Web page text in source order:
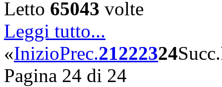
Letto 65043 volte
Leggi tutto...
«InizioPrec.21222324Succ.
Pagina 24 di 24